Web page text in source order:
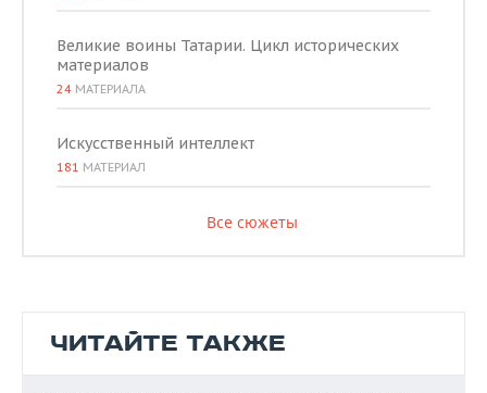
Великие воины Татарии. Цикл исторических
материалов
24 МАТЕРИАЛА
Искусственный интеллект
181 МАТЕРИАЛ
Все сюжеты
ЧИТАЙТЕ ТАКЖЕ